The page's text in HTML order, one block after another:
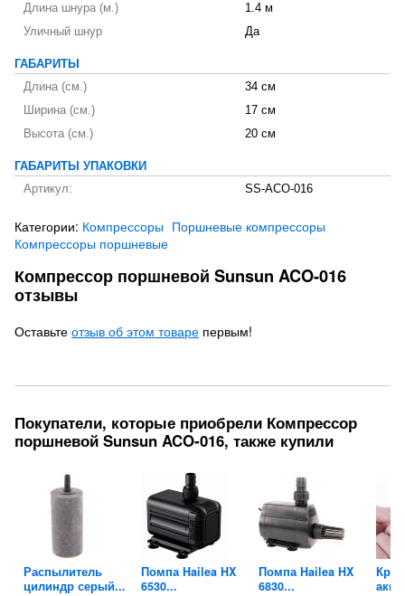
Длина шнура (м.)
1.4 м
Уличный шнур
Да
ГАБАРИТЫ
Длина (см.)
34 см
Ширина (см.)
17 см
Высота (см.)
20 см
ГАБАРИТЫ УПАКОВКИ
Артикул:
SS-ACO-016
Категории: Компрессоры Поршневые компрессоры
Компрессоры поршневые
Компрессор поршневой Sunsun ACO-016
отзывы
Оставьте отзыв об этом товаре первым!
Покупатели, которые приобрели Компрессор
поршневой Sunsun ACO-016, также купили
Распылитель
цилиндр серый...
Помпа Hailea HX
6530...
Помпа Hailea HX
6830...